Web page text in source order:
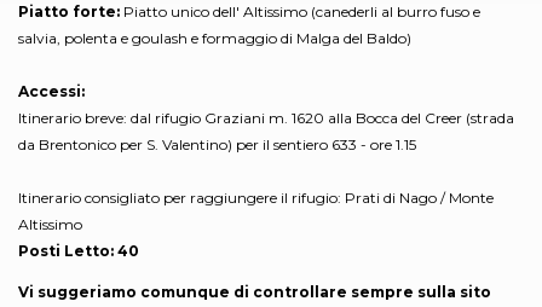
Piatto forte: Piatto unico dell' Altissimo (canederli al burro fuso e
salvia, polenta e goulash e formaggio di Malga del Baldo)
Accessi:
Itinerario breve: dal rifugio Graziani m. 1620 alla Bocca del Creer (strada
da Brentonico per S. Valentino) per il sentiero 633 - ore 1.15
Itinerario consigliato per raggiungere il rifugio: Prati di Nago / Monte
Altissimo
Posti Letto: 40
Vi suggeriamo comunque di controllare sempre sulla sito